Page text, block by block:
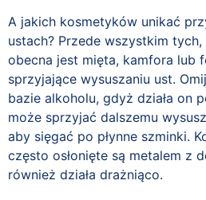
A jakich kosmetyków unikać
ustach? Przede wszystkim
obecna jest mięta, kamfora lub
sprzyjające wysuszaniu ust.
bazie alkoholu, gdyż działa on
może sprzyjać dalszemu
aby sięgać po płynne szminki.
często osłonięte są metalem z
również działa drażniąco.